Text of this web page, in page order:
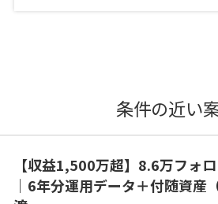
条件の近い
【収益1,500万超】8.6万フォ
｜6年分運用データ＋付随資